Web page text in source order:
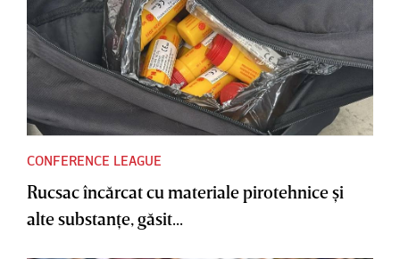
CONFERENCE LEAGUE
Rucsac încărcat cu materiale pirotehnice şi
alte substanţe, găsit...